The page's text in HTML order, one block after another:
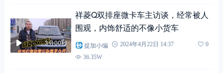
3分00秒
祥菱Q双排座微卡车主访谈，经常被人
围观，内饰舒适的不像小货车
提加小编 2024年4月22日 14:37
0
36.35W